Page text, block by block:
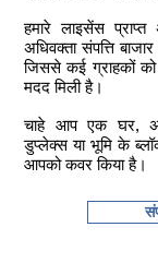
हमारे लाइसेंस
अधिवक्ता संपत्ति
जिससे कई ग्राहकों को
मदद मिली है।
चाहे आप एक घर,
डुप्लेक्स या भूमि के
आपको कवर किया है।​